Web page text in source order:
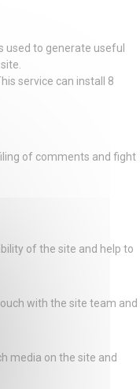
used to generate useful
service can install 8
of comments and fight
of the site and help to
with the site team and
media on the site and